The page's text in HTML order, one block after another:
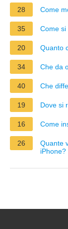
28 Come
35 Come si
20 Quanto
34 Che da
40 Che
19 Dove si
16 Come
26
Quante
iPhone?